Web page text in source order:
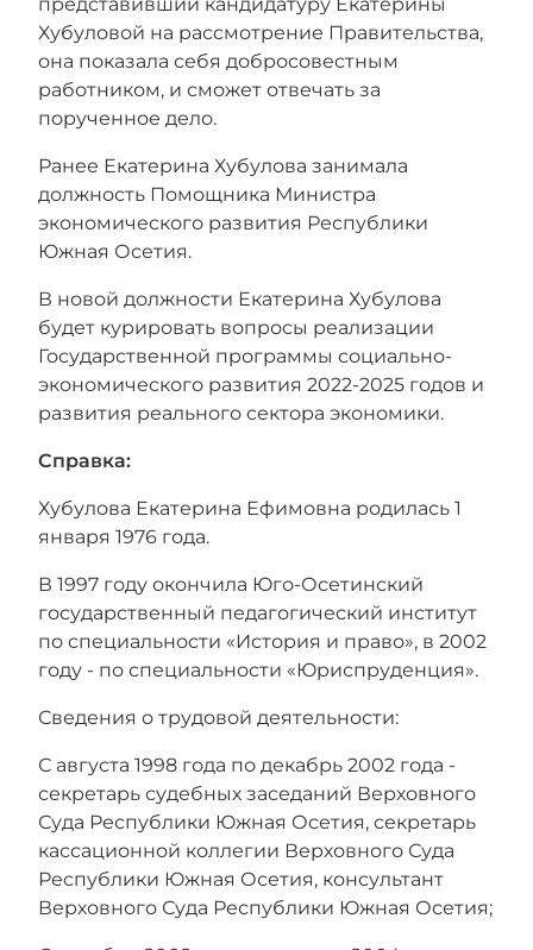
представивший кандидатуру Екатерины
Хубуловой на рассмотрение Правительства,
она показала себя добросовестным
работником, и сможет отвечать за
порученное дело.
Ранее Екатерина Хубулова занимала
должность Помощника Министра
экономического развития Республики
Южная Осетия.
В новой должности Екатерина Хубулова
будет курировать вопросы реализации
Государственной программы социально-
экономического развития 2022-2025 годов и
развития реального сектора экономики.
Справка:
Хубулова Екатерина Ефимовна родилась 1
января 1976 года.
В 1997 году окончила Юго-Осетинский
государственный педагогический институт
по специальности «История и право», в 2002
году - по специальности «Юриспруденция».
Сведения о трудовой деятельности:
С августа 1998 года по декабрь 2002 года -
секретарь судебных заседаний Верховного
Суда Республики Южная Осетия, секретарь
кассационной коллегии Верховного Суда
Республики Южная Осетия, консультант
Верховного Суда Республики Южная Осетия;